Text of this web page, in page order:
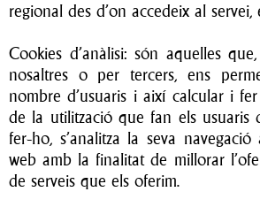
regional des d’on accedeix al servei,
Cookies d’anàlisi: són aquelles
nosaltres o per tercers, ens
nombre d’usuaris i així calcular i fer
de la utilització que fan els usuaris
fer-ho, s’analitza la seva
web amb la finalitat de millorar
de serveis que els oferim.